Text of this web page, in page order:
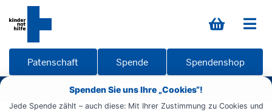
Spenden Sie uns Ihre „Cookies“!
Jede Spende zählt – auch diese: Mit Ihrer Zustimmung zu Cookies und
Patenschaft Spende Spendenshop